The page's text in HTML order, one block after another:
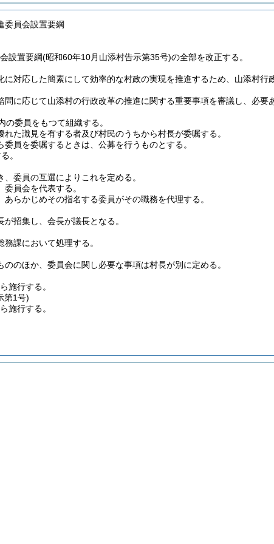
委員会設置要綱
設置要綱(昭和60年10月山添村告示第35号)の全部を改正する。
に対応した簡素にして効率的な村政の実現を推進するため、山添村行
問に応じて山添村の行政改革の推進に関する重要事項を審議し、必要
の委員をもつて組織する。
た識見を有する者及び村民のうちから村長が委嘱する。
員を委嘱するときは、公募を行うものとする。
。
委員の互選によりこれを定める。
員会を代表する。
らかじめその指名する委員がその職務を代理する。
招集し、会長が議長となる。
課において処理する。
ののほか、委員会に関し必要な事項は村長が別に定める。
施行する。
第1号)
施行する。